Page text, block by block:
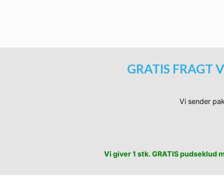
GRATIS FRAGT
Vi sender
Vi giver 1 stk. GRATIS